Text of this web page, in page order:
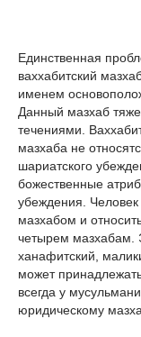
Единственная
ваххабитский
именем
Данный мазхаб
течениями.
мазхаба не
шариатского
божественные
убеждения.
мазхабом и
четырем мазхабам.
ханафитский,
может
всегда у
юридическому